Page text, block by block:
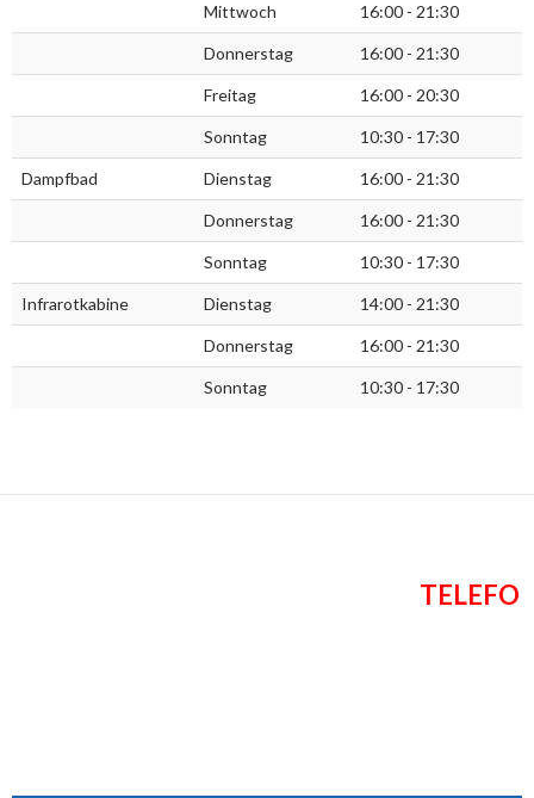
Mittwoch 16:00 - 21:30
Donnerstag 16:00 - 21:30
Freitag 16:00 - 20:30
Sonntag 10:30 - 17:30
Dampfbad Dienstag 16:00 - 21:30
Donnerstag 16:00 - 21:30
Sonntag 10:30 - 17:30
Infrarotkabine Dienstag 14:00 - 21:30
Donnerstag 16:00 - 21:30
Sonntag 10:30 - 17:30